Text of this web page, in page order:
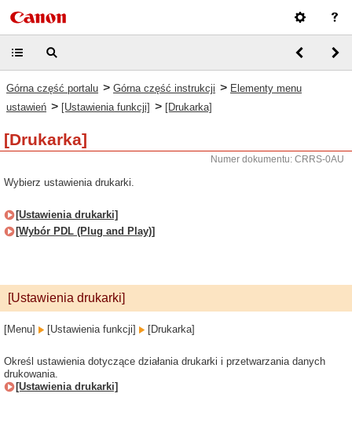
Górna część portalu > Górna część instrukcji > Elementy menu
ustawień > [Ustawienia funkcji] > [Drukarka]
[Drukarka]
Numer dokumentu: CRRS-0AU
Wybierz ustawienia drukarki.
[Ustawienia drukarki]
[Wybór PDL (Plug and Play)]
[Ustawienia drukarki]
[Menu] [Ustawienia funkcji] [Drukarka]
Określ ustawienia dotyczące działania drukarki i przetwarzania danych
drukowania.
[Ustawienia drukarki]